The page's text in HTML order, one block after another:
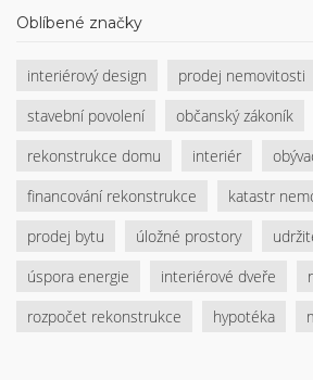
Oblíbené značky
interiérový design prodej nemovitosti
stavební povolení
občanský zákoník
rekonstrukce domu
interiér
financování rekonstrukce
katastr
prodej bytu
úložné prostory
úspora energie
interiérové dveře
rozpočet rekonstrukce
hypotéka